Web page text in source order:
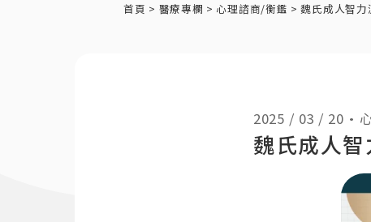
首頁 > 醫療專欄 > 心理諮商/衡鑑 >魏氏成人智力
2025 / 03 / 20 •
魏氏成人